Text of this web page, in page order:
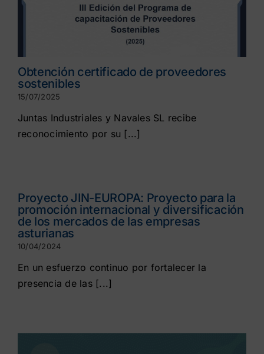
Obtención certificado de proveedores
sostenibles
15/07/2025
Juntas Industriales y Navales SL recibe
reconocimiento por su [...]
Proyecto JIN-EUROPA: Proyecto para la
promoción internacional y diversificación
de los mercados de las empresas
asturianas
10/04/2024
En un esfuerzo continuo por fortalecer la
presencia de las [...]